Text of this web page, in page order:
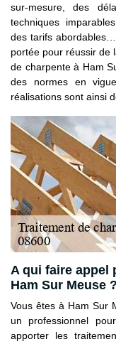
sur-mesure, des
techniques
des tarifs
portée pour réussir de
de charpente à Ham
des normes en
réalisations sont ainsi
A qui faire appel
Ham Sur Meuse ?
Vous êtes à Ham Sur
un professionnel
apporter les